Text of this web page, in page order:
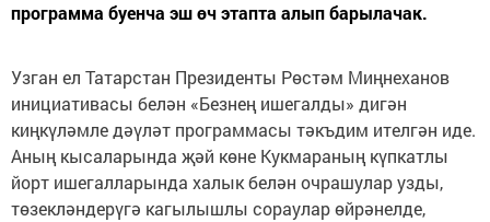
программа буенча эш өч этапта алып барылачак.
Узган ел Татарстан Президенты Рөстәм Миңнеханов
инициативасы белән «Безнең ишегалды» дигән
киңкүләмле дәүләт программасы тәкъдим ителгән иде.
Аның кысаларында җәй көне Кукмараның күпкатлы
йорт ишегалларында халык белән очрашулар узды,
төзекләндерүгә кагылышлы сораулар өйрәнелде,